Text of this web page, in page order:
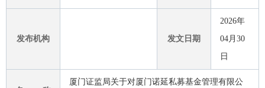
发布机构 发文日期
2026年
04月30
日
厦门证监局关于对厦门诺延私募基金管理有限公